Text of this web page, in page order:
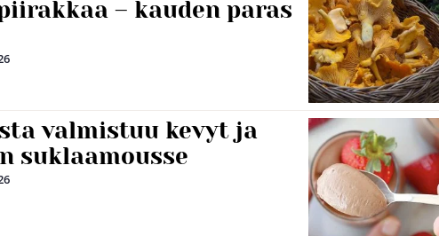
– kauden paras
valmistuu kevyt ja
suklaamousse